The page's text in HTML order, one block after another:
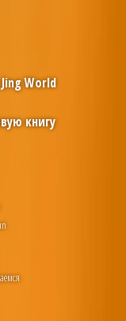
World
книгу